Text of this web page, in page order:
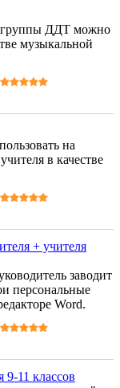
группы ДДТ можно
музыкальной
на
в качестве
+ учителя
заводит
персональные
Word.
11 классов